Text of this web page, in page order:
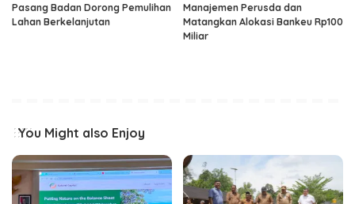
Pasang Badan Dorong Pemulihan
Lahan Berkelanjutan
Manajemen Perusda dan
Matangkan Alokasi Bankeu Rp100
Miliar
You Might also Enjoy